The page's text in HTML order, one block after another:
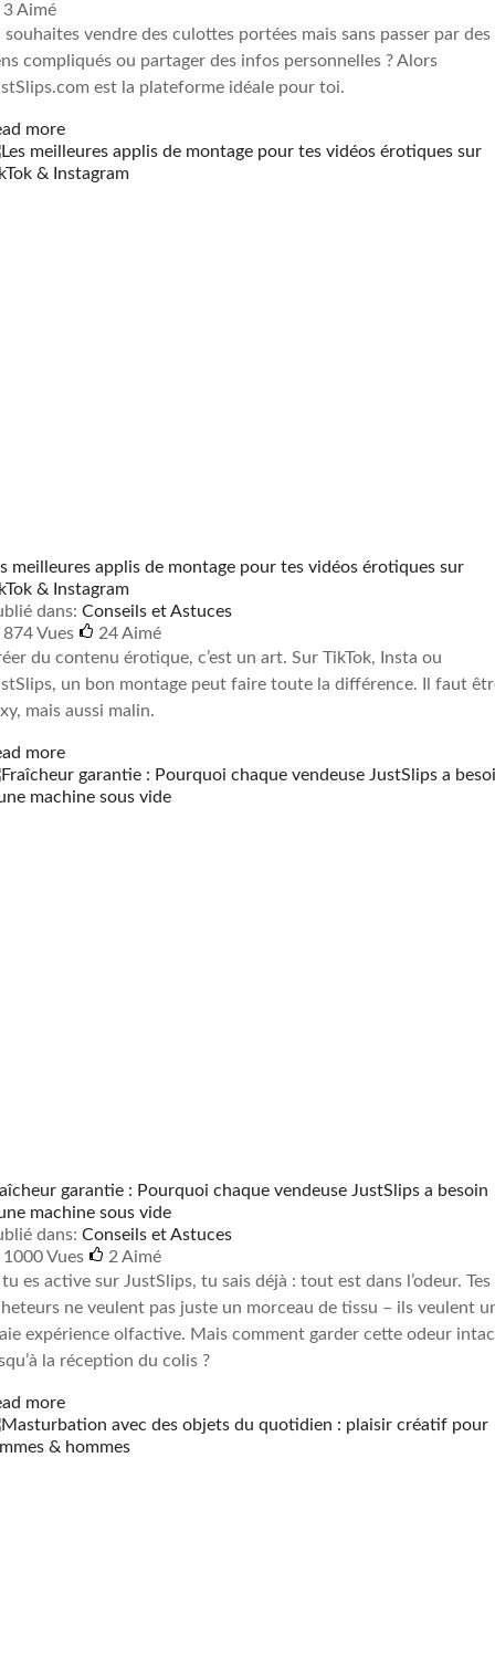
3Aimé
souhaites vendre des culottes portées mais sans passer par des
compliqués ou partager des infos personnelles ? Alors
est la plateforme idéale pour toi.
more
meilleures applis de montage pour tes vidéos érotiques sur
& Instagram
dans: Conseils et Astuces
874 Vues
24Aimé
du contenu érotique, c’est un art. Sur TikTok, Insta ou
un bon montage peut faire toute la différence. Il faut
mais aussi malin.
more
garantie : Pourquoi chaque vendeuse JustSlips a besoin
machine sous vide
dans: Conseils et Astuces
1000 Vues
2Aimé
tu es active sur JustSlips, tu sais déjà : tout est dans l’odeur. Tes
ne veulent pas juste un morceau de tissu – ils veulent
expérience olfactive. Mais comment garder cette odeur
la réception du colis ?
more